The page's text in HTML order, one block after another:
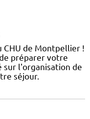
de Montpellier !
préparer votre
sur l'organisation de
séjour.